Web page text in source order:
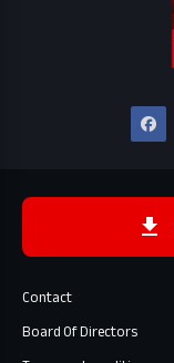
Contact
Board Of Directors